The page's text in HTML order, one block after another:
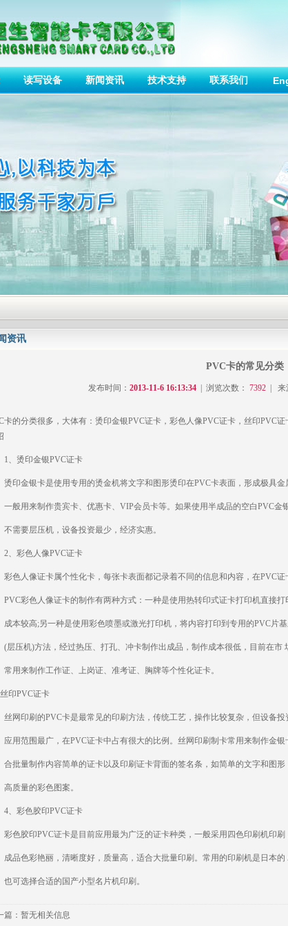
读写设备 新闻资讯 技术支持 联系我们
10-31)
资讯
PVC卡的常见分类
发布时间：2013-11-6 16:13:34 | 浏览次数： 7392 | 来
卡的分类很多，大体有：烫印金银PVC证卡，彩色人像PVC证卡，丝印PVC
烫印金银PVC证卡
金银卡是使用专用的烫金机将文字和图形烫印在PVC卡表面，形成极具金
用来制作贵宾卡、优惠卡、VIP会员卡等。如果使用半成品的空白PVC金
要层压机，设备投资最少，经济实惠。
彩色人像PVC证卡
人像证卡属个性化卡，每张卡表面都记录着不同的信息和内容，在PVC证
彩色人像证卡的制作有两种方式：一种是使用热转印式证卡打印机直接打
较高;另一种是使用彩色喷墨或激光打印机，将内容打印到专用的PVC片基
压机)方法，经过热压、打孔、冲卡制作出成品，制作成本很低，目前在市
来制作工作证、上岗证、准考证、胸牌等个性化证卡。
印PVC证卡
印刷的PVC卡是最常见的印刷方法，传统工艺，操作比较复杂，但设备投
范围最广，在PVC证卡中占有很大的比例。丝网印刷制卡常用来制作金银
量制作内容简单的证卡以及印刷证卡背面的签名条，如简单的文字和图形
量的彩色图案。
彩色胶印PVC证卡
胶印PVC证卡是目前应用最为广泛的证卡种类，一般采用四色印刷机印刷
色彩艳丽，清晰度好，质量高，适合大批量印刷。常用的印刷机是日本的
选择合适的国产小型名片机印刷。
篇： 暂无相关信息